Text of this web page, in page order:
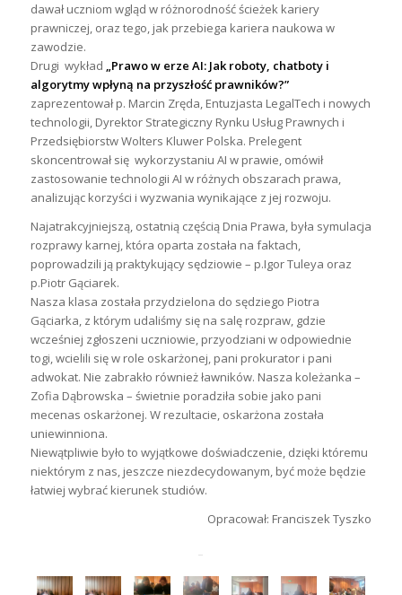
dawał uczniom wgląd w różnorodność ścieżek kariery
prawniczej, oraz tego, jak przebiega kariera naukowa w
zawodzie.
Drugi wykład „Prawo w erze AI: Jak roboty, chatboty i
algorytmy wpłyną na przyszłość prawników?”
zaprezentował p. Marcin Zręda, Entuzjasta LegalTech i nowych
technologii, Dyrektor Strategiczny Rynku Usług Prawnych i
Przedsiębiorstw Wolters Kluwer Polska. Prelegent
skoncentrował się wykorzystaniu AI w prawie, omówił
zastosowanie technologii AI w różnych obszarach prawa,
analizując korzyści i wyzwania wynikające z jej rozwoju.
Najatrakcyjniejszą, ostatnią częścią Dnia Prawa, była symulacja
rozprawy karnej, która oparta została na faktach,
poprowadzili ją praktykujący sędziowie – p.Igor Tuleya oraz
p.Piotr Gąciarek.
Nasza klasa została przydzielona do sędziego Piotra
Gąciarka, z którym udaliśmy się na salę rozpraw, gdzie
wcześniej zgłoszeni uczniowie, przyodziani w odpowiednie
togi, wcielili się w role oskarżonej, pani prokurator i pani
adwokat. Nie zabrakło również ławników. Nasza koleżanka –
Zofia Dąbrowska – świetnie poradziła sobie jako pani
mecenas oskarżonej. W rezultacie, oskarżona została
uniewinniona.
Niewątpliwie było to wyjątkowe doświadczenie, dzięki któremu
niektórym z nas, jeszcze niezdecydowanym, być może będzie
łatwiej wybrać kierunek studiów.
Opracował: Franciszek Tyszko